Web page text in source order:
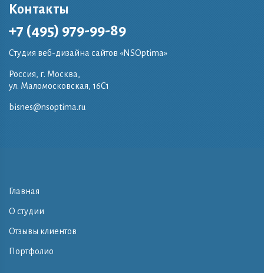
Контакты
+7 (495) 979-99-89
Студия веб-дизайна сайтов «NSOptima»
Россия, г. Москва,
ул. Маломосковская, 16C1
bisnes@nsoptima.ru
Главная
О студии
Отзывы клиентов
Портфолио